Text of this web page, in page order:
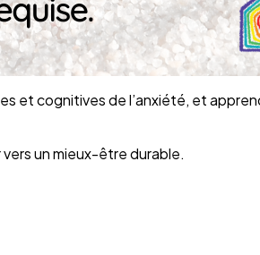
et cognitives de l’anxiété, et
un mieux-être durable.